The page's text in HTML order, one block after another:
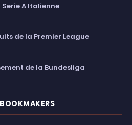
A Italienne
de la Premier League
de la Bundesliga